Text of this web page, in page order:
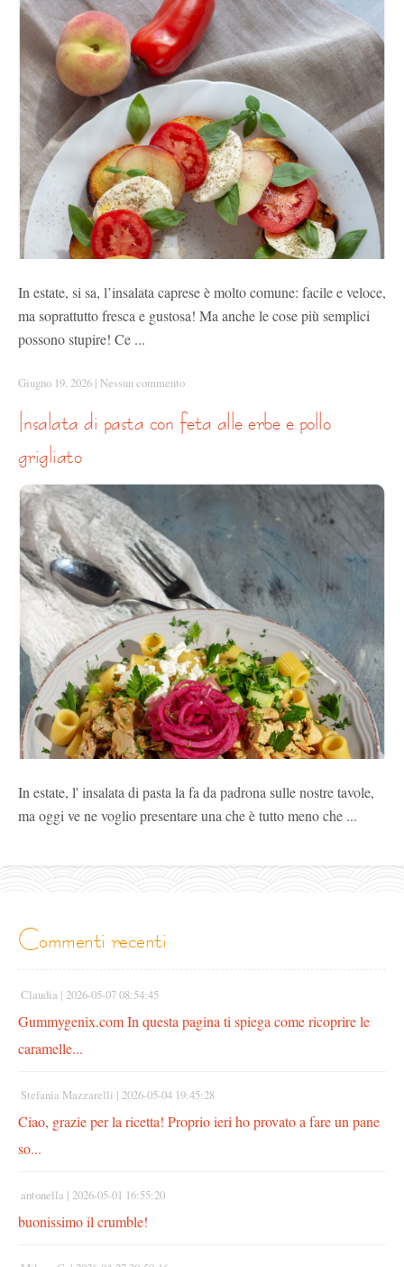
In estate, si sa, l’insalata caprese è molto comune: facile e veloce,
ma soprattutto fresca e gustosa! Ma anche le cose più semplici
possono stupire! Ce ...
Giugno 19, 2026 | Nessun commento
grigliato
In estate, l' insalata di pasta la fa da padrona sulle nostre tavole,
ma oggi ve ne voglio presentare una che è tutto meno che ...
commenti recenti
Claudia | 2026-05-07 08:54:45
Gummygenix.com In questa pagina ti spiega come ricoprire le
caramelle...
Stefania Mazzarelli | 2026-05-04 19:45:28
Ciao, grazie per la ricetta! Proprio ieri ho provato a fare un pane
so...
antonella | 2026-05-01 16:55:20
buonissimo il crumble!